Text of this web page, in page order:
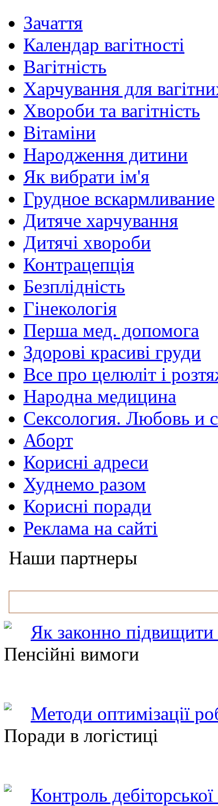
Зачаття
Календар вагітності
Вагітність
Харчування для
Хвороби та вагітність
Вітаміни
Народження дитини
Як вибрати ім'я
Грудное вскармливание
Дитяче харчування
Дитячі хвороби
Контрацепція
Безплідність
Гінекологія
Перша мед. допомога
Здорові красиві груди
Все про целюліт і
Народна медицина
Сексология. Любовь и
Аборт
Корисні адреси
Худнемо разом
Корисні поради
Реклама на сайті
Наши партнеры
Як законно підвищити
Пенсійні вимоги
Методи оптимізації
Поради в логістиці
Контроль